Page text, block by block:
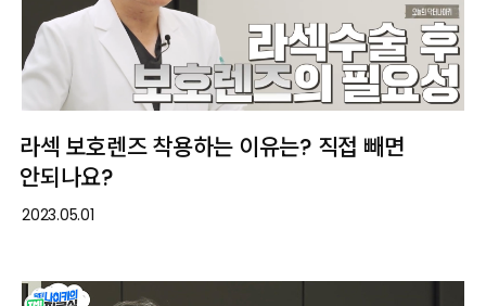
라섹 보호렌즈 착용하는 이유는? 직접 빼면
안되나요?
2023.05.01